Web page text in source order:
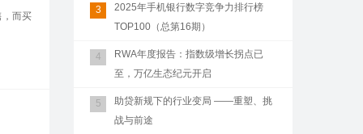
，而买
3
2025年手机银行数字竞争力排行榜
TOP100（总第16期）
4
RWA年度报告：指数级增长拐点已
至，万亿生态纪元开启
5
助贷新规下的行业变局 ——重塑、挑
战与前途